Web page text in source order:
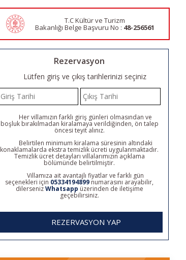
T.C Kültür ve Turizm
Bakanlığı Belge Başvuru No : 48-256561
Rezervasyon
Lütfen giriş ve çıkış tarihlerinizi seçiniz
Her villamızın farklı giriş günleri olmasından ve
boşluk bırakılmadan kiralamaya verildiğinden, ön talep
öncesi teyit alınız.
Belirtilen minimum kiralama süresinin altındaki
konaklamalarda ekstra temizlik ücreti uygulanmaktadır.
Temizlik ücret detayları villalarımızın açıklama
bölümünde belirtilmiştir.
Villamıza ait avantajlı fiyatlar ve farklı gün
seçenekleri için 05334194899 numarasını arayabilir,
dilersenizWhatsapp üzerinden de iletişime
geçebilirsiniz.
REZERVASYON YAP